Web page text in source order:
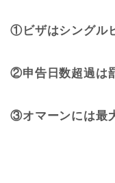
①ビザはシングル
②申告日数超過は
③オマーンには最